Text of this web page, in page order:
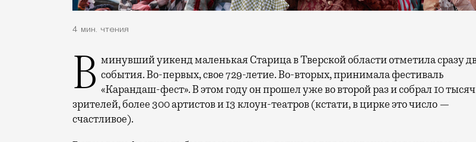
4 мин. чтения
В минувший уикенд маленькая Старица в Тверской области отметила сразу два события. Во-первых, свое 729-летие. Во-вторых, принимала фестиваль
«Карандаш-фест». В этом году он прошел уже во второй раз и собрал 10 тысяч
зрителей, более 300 артистов и 13 клоун-театров (кстати, в цирке это число —
счастливое).